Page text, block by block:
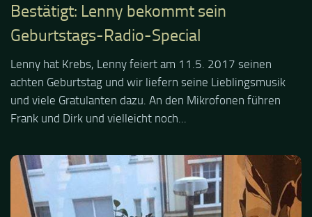
Bestätigt: Lenny bekommt sein
Geburtstags-Radio-Special
Lenny hat Krebs, Lenny feiert am 11.5. 2017 seinen
achten Geburtstag und wir liefern seine Lieblingsmusik
und viele Gratulanten dazu. An den Mikrofonen führen
Frank und Dirk und vielleicht noch...